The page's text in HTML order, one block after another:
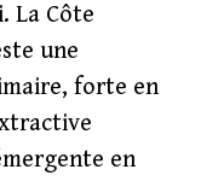
La Côte
une
forte en
en